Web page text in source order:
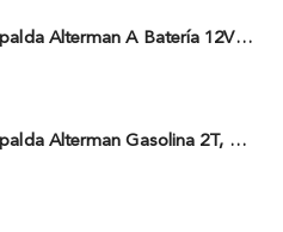
Fumigadora De Espalda Alterman A Baterí­a 12V/12Ah, 20Litros, Xkes20.
Fumigadora De Espalda Alterman Gasolina 2T, 26 Cc, Bomba Nylon Libre Mantenimiento, Tf900-A.